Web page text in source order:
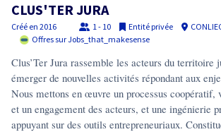
CLUS'TER JURA
Créé en 2016 1 - 10 Entité privée
Offres sur Jobs_that_makesense
Clus’Ter Jura rassemble les acteurs du territoire
émerger de nouvelles activités répondant aux
Nous mettons en œuvre un processus coopératif,
et un engagement des acteurs, et une ingénierie
appuyant sur des outils entrepreneuriaux.